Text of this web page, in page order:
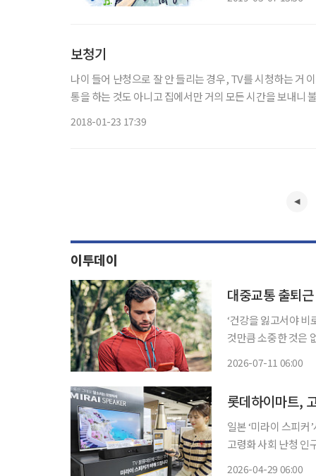
보청기
나이 들어 난청으로 잘 안 들리는 경우, TV를 시청하는 거
통을 하는 것도 아니고 집에서만 거의 모든 시간을 보내니
2018-01-23 17:39
이투데이
대중교통 출퇴
‘건강을 잃고서야
것만큼 소중한 것은
2026-07-11 06:00
롯데하이마트,
일본 ‘미라이 스피커’사
고령화 사회 난청 인
2026-04-29 06:00